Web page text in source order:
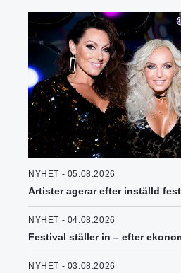
NYHET - 05.08.2026
Artister agerar efter inställd
NYHET - 04.08.2026
Festival ställer in – efter
NYHET - 03.08.2026